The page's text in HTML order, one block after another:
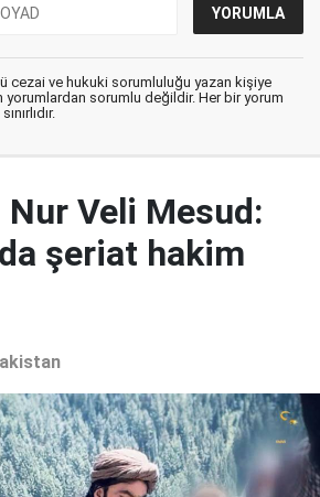
cezai ve hukuki sorumluluğu yazan kişiye
yorumlardan sorumlu değildir. Her bir yorum
Veli Mesud:
şeriat hakim